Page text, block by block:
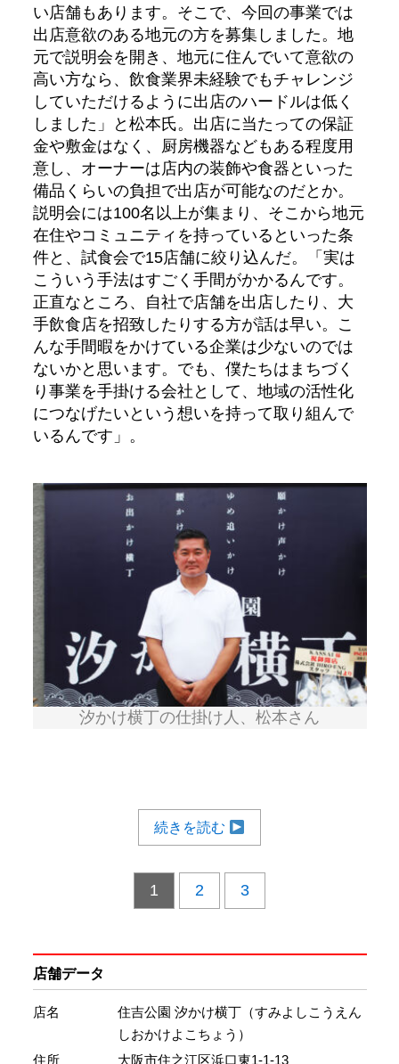
い店舗もあります。そこで、今回の事業では
出店意欲のある地元の方を募集しました。地
元で説明会を開き、地元に住んでいて意欲の
高い方なら、飲食業界未経験でもチャレンジ
していただけるように出店のハードルは低く
しました」と松本氏。出店に当たっての保証
金や敷金はなく、厨房機器などもある程度用
意し、オーナーは店内の装飾や食器といった
備品くらいの負担で出店が可能なのだとか。
説明会には100名以上が集まり、そこから地元
在住やコミュニティを持っているといった条
件と、試食会で15店舗に絞り込んだ。「実は
こういう手法はすごく手間がかかるんです。
正直なところ、自社で店舗を出店したり、大
手飲食店を招致したりする方が話は早い。こ
んな手間暇をかけている企業は少ないのでは
ないかと思います。でも、僕たちはまちづく
り事業を手掛ける会社として、地域の活性化
につなげたいという想いを持って取り組んで
いるんです」。
汐かけ横丁の仕掛け人、松本さん
続きを読む
1 2 3
店舗データ
店名
住吉公園 汐かけ横丁（すみよしこうえん
しおかけよこちょう）
住所
大阪市住之江区浜口東1-1-13